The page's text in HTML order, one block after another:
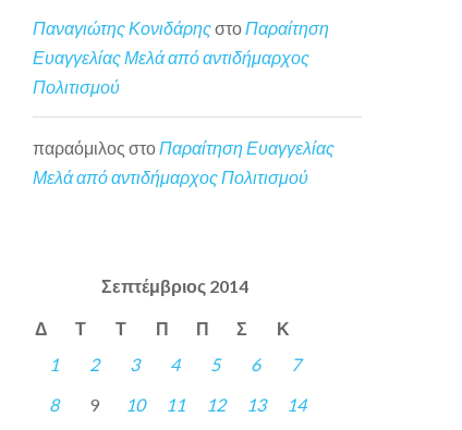
Παναγιώτης ΚονιδάρηςστοΠαραίτηση
Ευαγγελίας Μελά από αντιδήμαρχος
Πολιτισμού
παραόμιλος στο Παραίτηση Ευαγγελίας
Μελά από αντιδήμαρχος Πολιτισμού
Σεπτέμβριος 2014
Δ Τ Τ Π Π Σ Κ
1 2 3 4 5 6
7
8
9 10 11 12 13
14